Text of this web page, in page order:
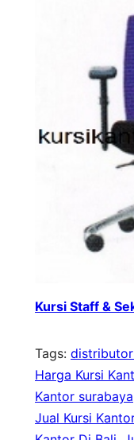
Kursi Staff &
Tags: distributor
Harga Kursi
Kantor surabaya
Jual Kursi